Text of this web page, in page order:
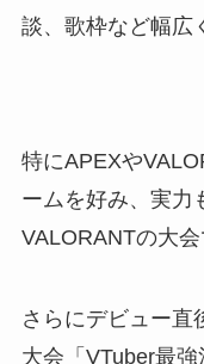
談、歌枠など幅広
特にAPEXや
ームを好み、実
VALORANTの大会
さらにデビュー
大会「VTuber最